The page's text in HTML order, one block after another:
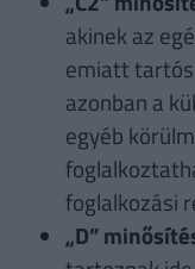
akinek az
emiatt
azonban a
egyéb
foglalkozási
„D”